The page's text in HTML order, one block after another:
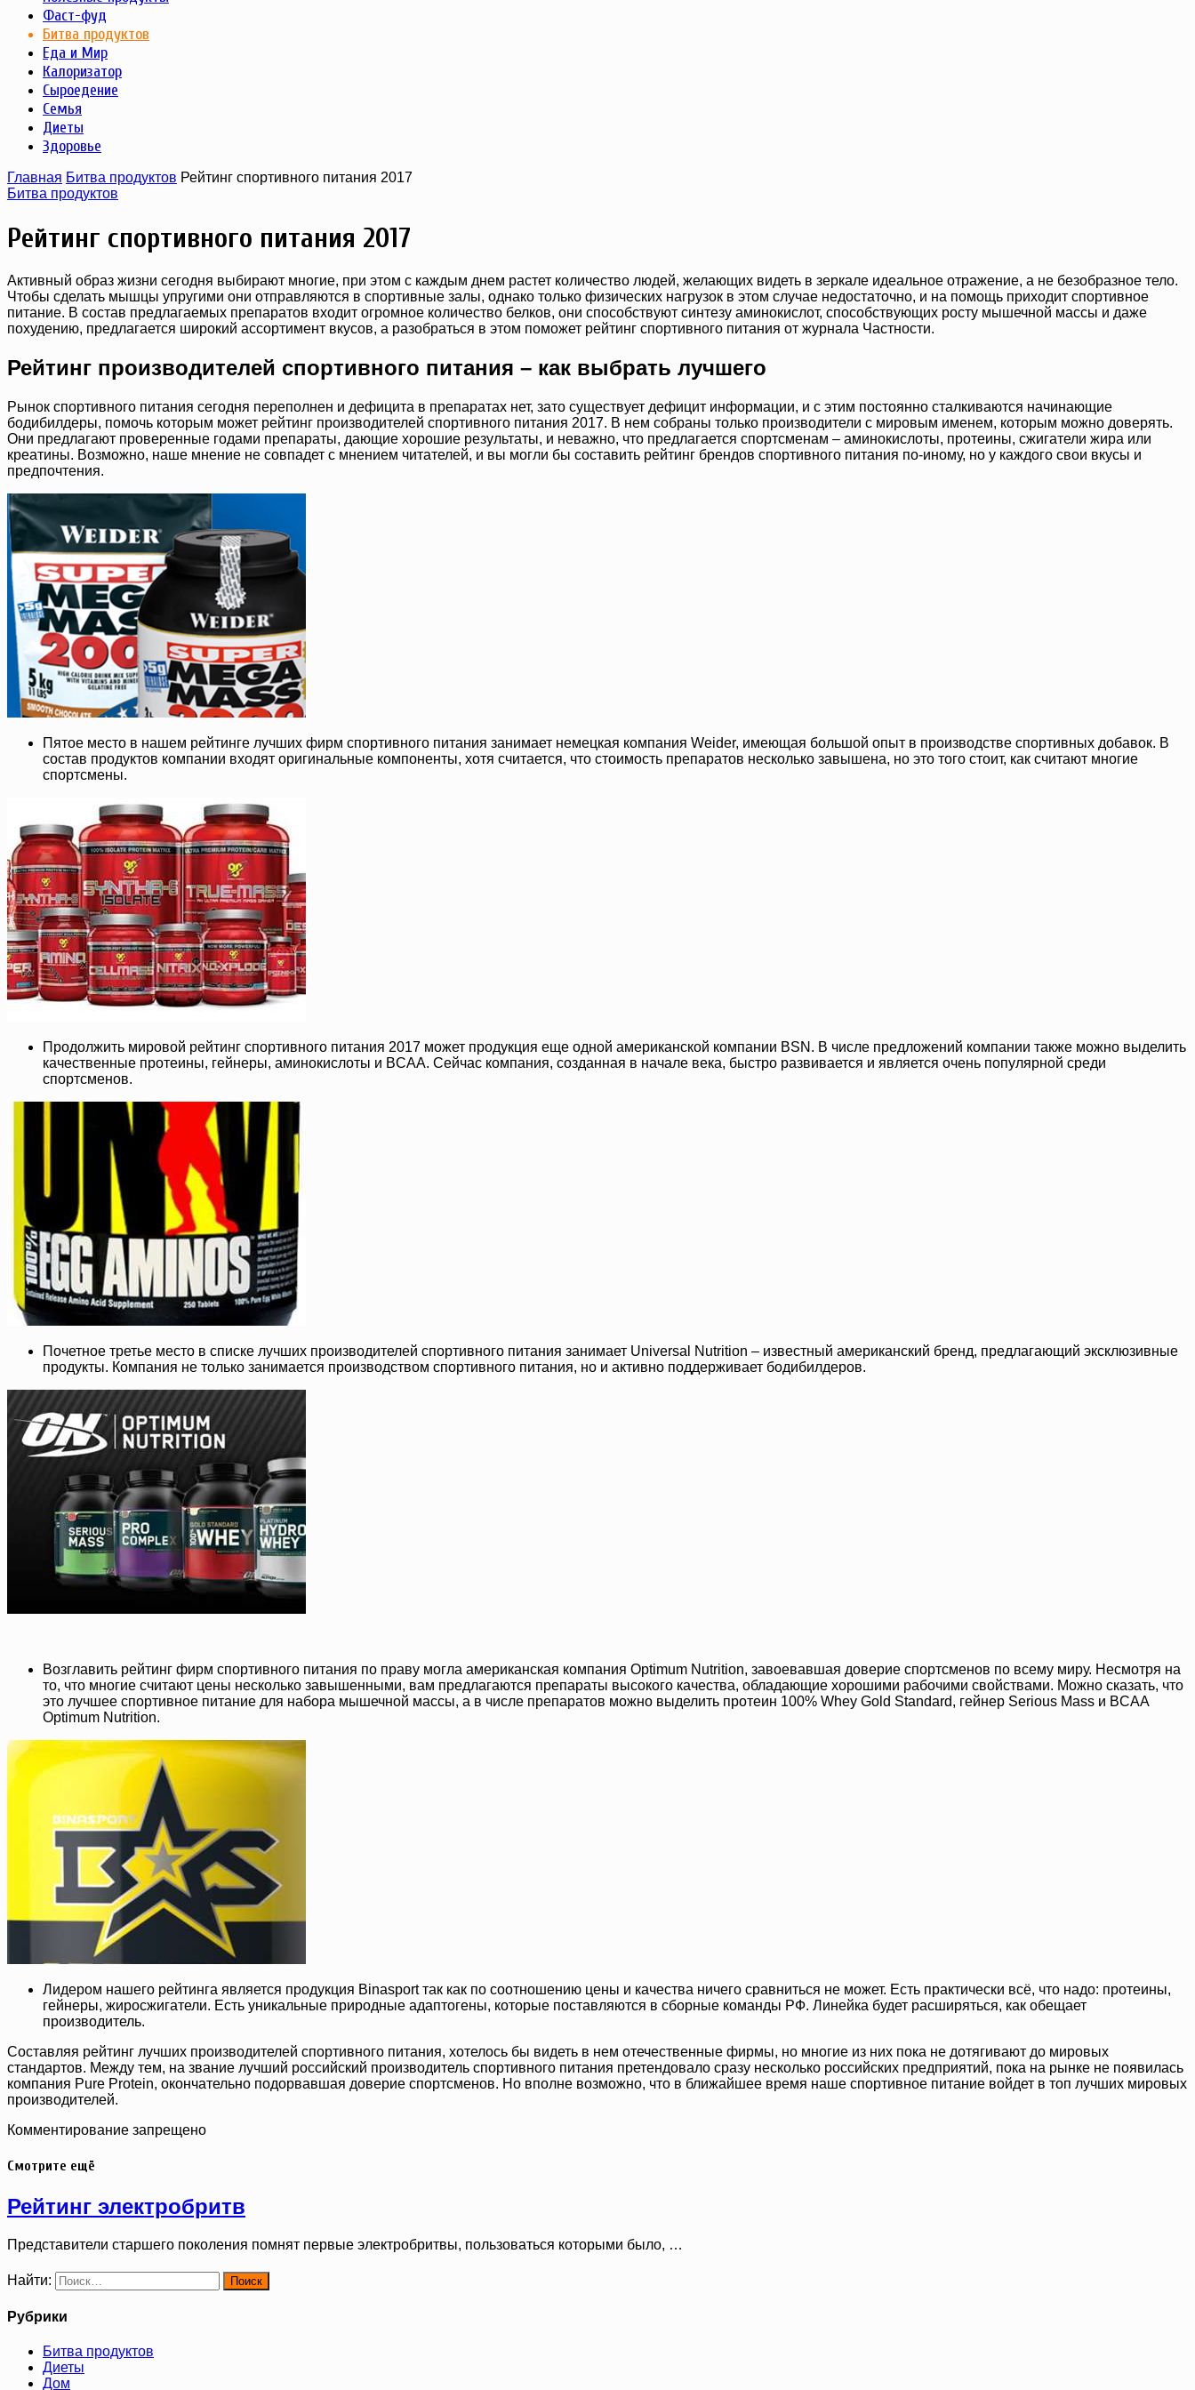
Фаст-фуд
Битва продуктов
Еда и Мир
Калоризатор
Сыроедение
Семья
Диеты
Здоровье
Главная Битва продуктов Рейтинг спортивного питания 2017
Битва продуктов
Рейтинг спортивного питания 2017
Активный образ жизни сегодня выбирают многие, при этом с каждым днем растет количество людей, желающих видеть в зеркале идеальное отражение, а не безобразное тело.
Чтобы сделать мышцы упругими они отправляются в спортивные залы, однако только физических нагрузок в этом случае недостаточно, и на помощь приходит спортивное
питание. В состав предлагаемых препаратов входит огромное количество белков, они способствуют синтезу аминокислот, способствующих росту мышечной массы и даже
похудению, предлагается широкий ассортимент вкусов, а разобраться в этом поможет рейтинг спортивного питания от журнала Частности.
Рейтинг производителей спортивного питания – как выбрать лучшего
Рынок спортивного питания сегодня переполнен и дефицита в препаратах нет, зато существует дефицит информации, и с этим постоянно сталкиваются начинающие
бодибилдеры, помочь которым может рейтинг производителей спортивного питания 2017. В нем собраны только производители с мировым именем, которым можно доверять.
Они предлагают проверенные годами препараты, дающие хорошие результаты, и неважно, что предлагается спортсменам – аминокислоты, протеины, сжигатели жира или
креатины. Возможно, наше мнение не совпадет с мнением читателей, и вы могли бы составить рейтинг брендов спортивного питания по-иному, но у каждого свои вкусы и
предпочтения.
Пятое место в нашем рейтинге лучших фирм спортивного питания занимает немецкая компания Weider, имеющая большой опыт в производстве спортивных добавок. В
состав продуктов компании входят оригинальные компоненты, хотя считается, что стоимость препаратов несколько завышена, но это того стоит, как считают многие
спортсмены.
Продолжить мировой рейтинг спортивного питания 2017 может продукция еще одной американской компании BSN. В числе предложений компании также можно выделить
качественные протеины, гейнеры, аминокислоты и BCAA. Сейчас компания, созданная в начале века, быстро развивается и является очень популярной среди
спортсменов.
Почетное третье место в списке лучших производителей спортивного питания занимает Universal Nutrition – известный американский бренд, предлагающий эксклюзивные
продукты. Компания не только занимается производством спортивного питания, но и активно поддерживает бодибилдеров.
Возглавить рейтинг фирм спортивного питания по праву могла американская компания Optimum Nutrition, завоевавшая доверие спортсменов по всему миру. Несмотря на
то, что многие считают цены несколько завышенными, вам предлагаются препараты высокого качества, обладающие хорошими рабочими свойствами. Можно сказать, что
это лучшее спортивное питание для набора мышечной массы, а в числе препаратов можно выделить протеин 100% Whey Gold Standard, гейнер Serious Mass и BCAA
Optimum Nutrition.
Лидером нашего рейтинга является продукция Binasport так как по соотношению цены и качества ничего сравниться не может. Есть практически всё, что надо: протеины,
гейнеры, жиросжигатели. Есть уникальные природные адаптогены, которые поставляются в сборные команды РФ. Линейка будет расширяться, как обещает
производитель.
Составляя рейтинг лучших производителей спортивного питания, хотелось бы видеть в нем отечественные фирмы, но многие из них пока не дотягивают до мировых
стандартов. Между тем, на звание лучший российский производитель спортивного питания претендовало сразу несколько российских предприятий, пока на рынке не появилась
компания Pure Protein, окончательно подорвавшая доверие спортсменов. Но вполне возможно, что в ближайшее время наше спортивное питание войдет в топ лучших мировых
производителей.
Комментирование запрещено
Смотрите ещё
Рейтинг электробритв
Представители старшего поколения помнят первые электробритвы, пользоваться которыми было, …
Найти:
Рубрики
Битва продуктов
Диеты
Дом